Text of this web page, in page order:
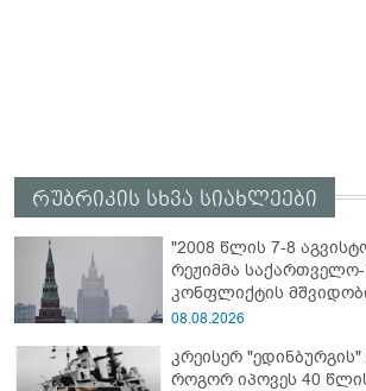
რუბრიკის სხვა სიახლეები
"2008 წლის 7-8
რეჟიმმა
კონფლიქტის
შესახებ ყველა
აგრესია
საგარეო უწყება
08.08.2026
კრეისერ
როგორ იპოვეს 40